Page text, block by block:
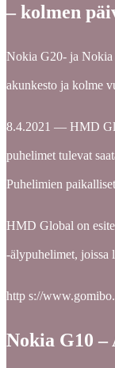
– kolmen
Nokia G20- ja
akunkesto ja kolme
8.4.2021 — HMD
puhelimet tulevat
Puhelimien
HMD Global on
-älypuhelimet, joissa
http s://
Nokia G10